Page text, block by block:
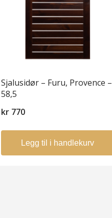
Sjalusidør – Furu, Provence –
58,5
kr 770
Legg til i handlekurv